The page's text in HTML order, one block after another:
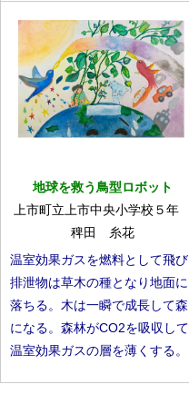
地球を救う鳥型ロボット
上市町立上市中央小学校５年
稗田 糸花
温室効果ガスを燃料として飛び
排泄物は草木の種となり地面に
落ちる。木は一瞬で成長して森
になる。森林がCO2を吸収して
温室効果ガスの層を薄くする。